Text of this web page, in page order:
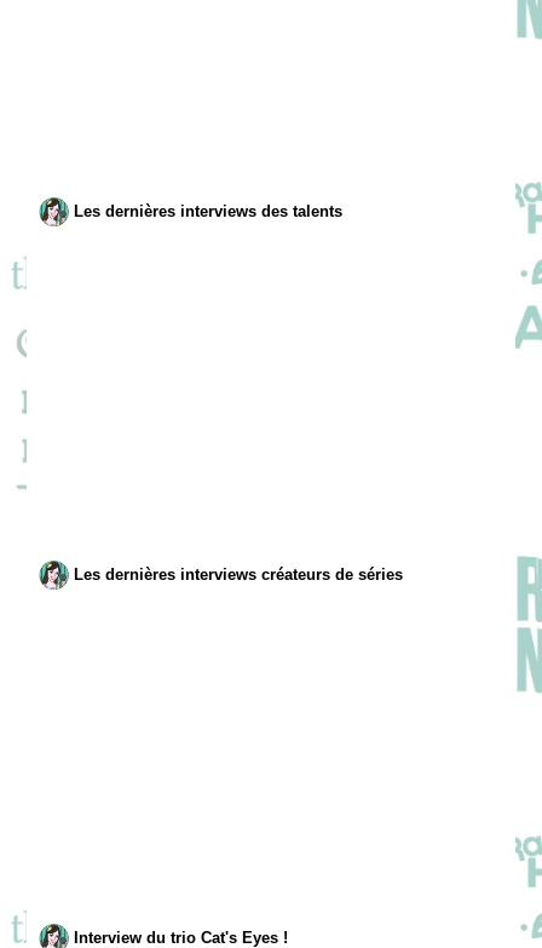
Les dernières interviews des talents
Les dernières interviews créateurs de séries
Interview du trio Cat's Eyes !